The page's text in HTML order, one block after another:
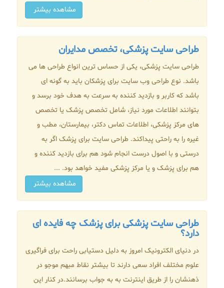
مشاهده بیشتر
طراحی سایت پزشکی، تخصص مدایران
طراحی سایت پزشکی، یکی از حساس ترین انواع طراحی ها می
باشد. نوع طراحی وب سایت برای پزشکان باید به گونه ای
باشد که کاربر و بازدید کننده به سرعت به هدف خود برسد و
بتوانند اطلاعات مورد نیاز، شامل تخصص پزشک یا تخصص
های مرکز پزشکی، اطلاعات تماس دکتر، بیمارستان، مطب و
غیره را به راحتی پیداکند. طراحی سایت برای پزشک اگر به
درستی و با اصول درست انجام شود هم برای بازدید کننده و
هم برای پزشک و یا مرکز پزشکی مفید خواهد بود. ...
مشاهده بیشتر
طراحی سایت پزشکی برای پزشک چه فایده ای
دارد؟
در دنیای الکترونیک امروز به دلیل دستیابی راحت برای فراگیری
علوم مختلف افراد سعی دارند تا بیشتر نقاط مبهم موجو در
ذهنشان را از طریق اینترنت به به جواب برسانند.در کنار این